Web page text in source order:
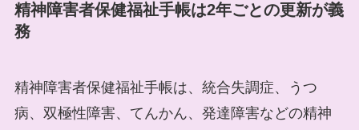
精神障害者保健福祉手帳は2年ごとの更新が義
務
精神障害者保健福祉手帳は、統合失調症、うつ
病、双極性障害、てんかん、発達障害などの精神